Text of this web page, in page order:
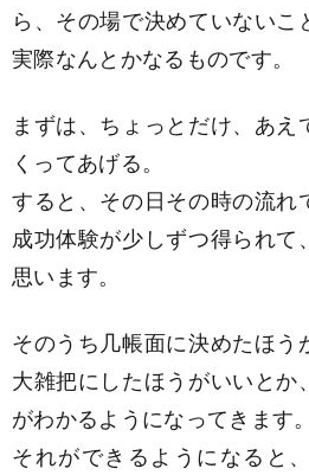
ら、その場で決めていないこ
実際なんとかなるものです。
まずは、ちょっとだけ、あ
くってあげる。
すると、その日その時の流れ
成功体験が少しずつ得られて
思います。
そのうち几帳面に決めたほう
大雑把にしたほうがいいと
がわかるようになってきます。
それができるようになると